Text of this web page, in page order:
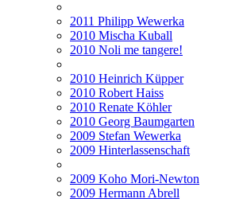
2011 Philipp Wewerka
2010 Mischa Kuball
2010 Noli me tangere!
2010 Heinrich Küpper
2010 Robert Haiss
2010 Renate Köhler
2010 Georg Baumgarten
2009 Stefan Wewerka
2009 Hinterlassenschaft
2009 Koho Mori-Newton
2009 Hermann Abrell